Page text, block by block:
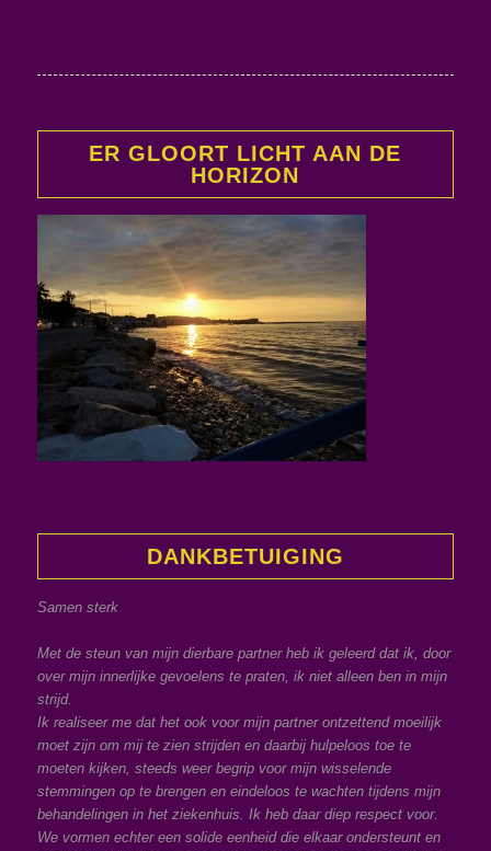
ER GLOORT LICHT AAN DE
HORIZON
DANKBETUIGING
Samen sterk
Met de steun van mijn dierbare partner heb ik geleerd dat ik, door
over mijn innerlijke gevoelens te praten, ik niet alleen ben in mijn
strijd.
Ik realiseer me dat het ook voor mijn partner ontzettend moeilijk
moet zijn om mij te zien strijden en daarbij hulpeloos toe te
moeten kijken, steeds weer begrip voor mijn wisselende
stemmingen op te brengen en eindeloos te wachten tijdens mijn
behandelingen in het ziekenhuis. Ik heb daar diep respect voor.
We vormen echter een solide eenheid die elkaar ondersteunt en